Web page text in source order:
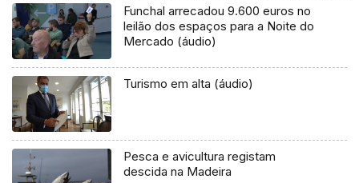
Funchal arrecadou 9.600 euros no
leilão dos espaços para a Noite do
Mercado (áudio)
Turismo em alta (áudio)
Pesca e avicultura registam
descida na Madeira